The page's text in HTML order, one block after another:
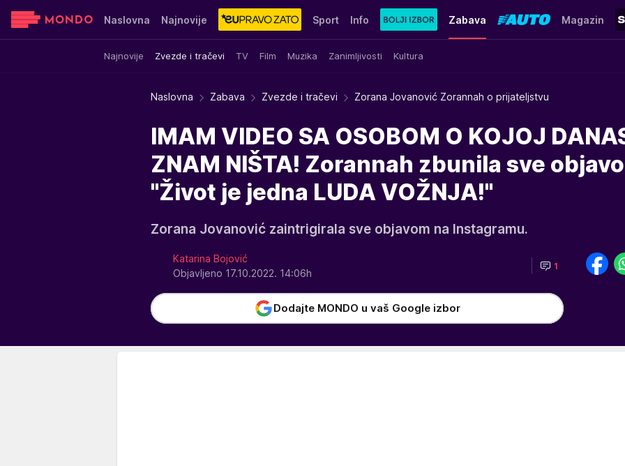
Naslovna Najnovije Sport Info Zabava
Najnovije Zvezde i tračevi TV Film Muzika Zanimljivosti Kultura
Magazin
Sensa Stvar ukusa Yumama
Naslovna Zabava Zvezde i tračevi Zorana Jovanović Zorannah o prijateljstvu
IMAM VIDEO SA OSOBOM O KOJOJ
ZNAM NIŠTA! Zorannah zbunila sve
"Život je jedna LUDA VOŽNJA!"
Zorana Jovanović zaintrigirala sve objavom na Instagramu.
Katarina Bojović
Objavljeno 17.10.2022. 14:06h
1
Dodajte MONDO u vaš Google izbor